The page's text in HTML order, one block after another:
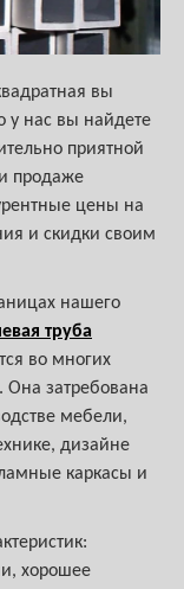
вы
у нас вы найдете
приятной
продаже
цены на
и скидки своим
нашего
труба
во многих
затребована
мебели,
дизайне
каркасы и
хорошее